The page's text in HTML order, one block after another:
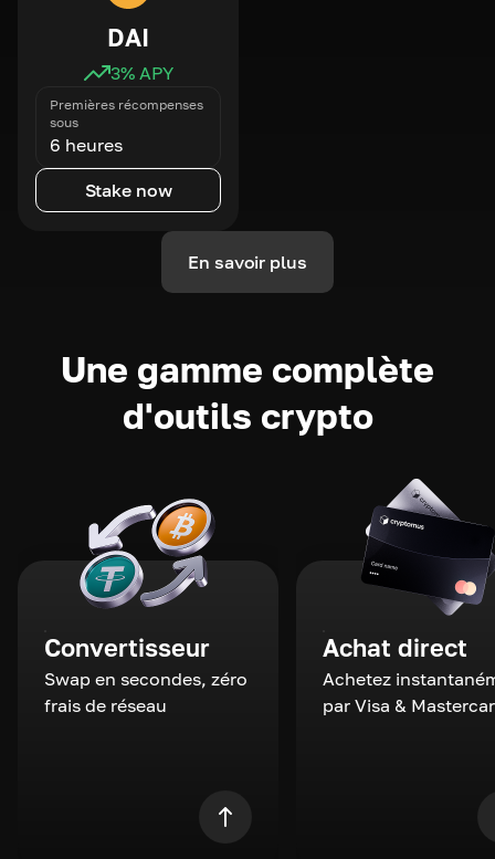
DAI
3% APY
Premières récompenses
sous
6 heures
Stake now
En savoir plus
Une gamme complète
d'outils crypto
Convertisseur
Swap en secondes, zéro
frais de réseau
Achat direct
Achetez
par Visa &